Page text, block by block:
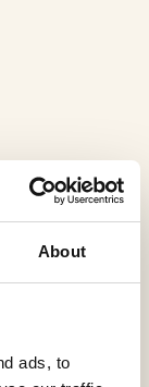
About
ads, to